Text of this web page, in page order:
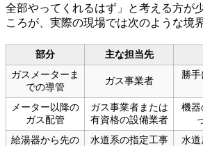
全部やってくれるはず」と考える方が
ころが、実際の現場では次のような境
部分 主な担当先
ガスメーターま
での導管
ガス事業者
勝
メーター以降の
ガス配管
ガス事業者または
有資格の設備業者
機器
給湯器から先の
水道系の指定工事
水道